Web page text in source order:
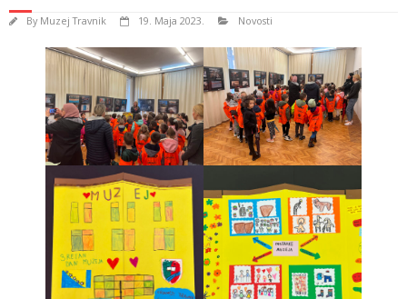
By Muzej Travnik 19. Maja 2023. Novosti